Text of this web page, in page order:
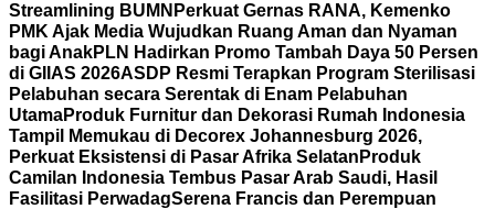
Streamlining BUMN Perkuat Gernas RANA, Kemenko
PMK Ajak Media Wujudkan Ruang Aman dan Nyaman
bagi AnakPLN Hadirkan Promo Tambah Daya 50 Persen
di GIIAS 2026ASDP Resmi Terapkan Program Sterilisasi
Pelabuhan secara Serentak di Enam Pelabuhan
UtamaProduk Furnitur dan Dekorasi Rumah Indonesia
Tampil Memukau di Decorex Johannesburg 2026,
Perkuat Eksistensi di Pasar Afrika Selatan Produk
Camilan Indonesia Tembus Pasar Arab Saudi, Hasil
Fasilitasi PerwadagSerena Francis dan Perempuan